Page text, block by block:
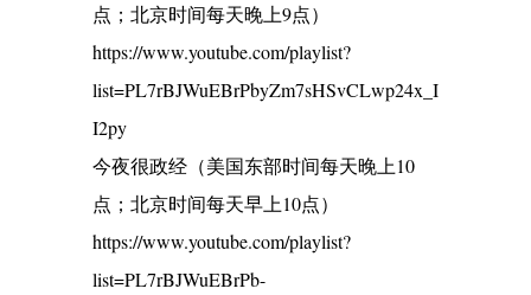
点；北京时间每天晚上9点）
https://www.youtube.com/playlist?
list=PL7rBJWuEBrPbyZm7sHSvCLwp24x_I
I2py
今夜很政经（美国东部时间每天晚上10
点；北京时间每天早上10点）
https://www.youtube.com/playlist?
list=PL7rBJWuEBrPb-